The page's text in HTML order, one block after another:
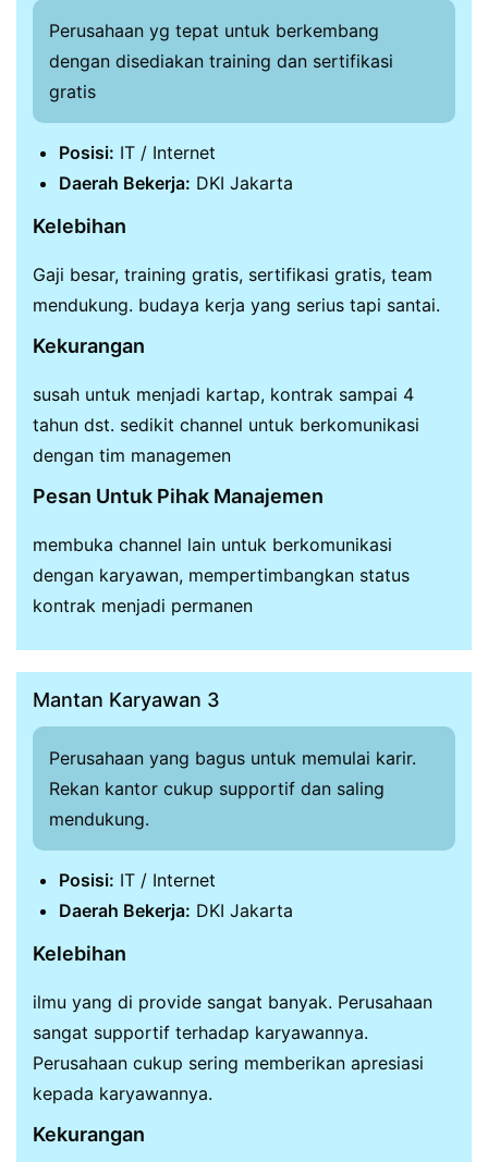
Perusahaan yg tepat untuk berkembang
dengan disediakan training dan sertifikasi
gratis
Posisi: IT / Internet
Daerah Bekerja: DKI Jakarta
Kelebihan
Gaji besar, training gratis, sertifikasi gratis, team
mendukung. budaya kerja yang serius tapi santai.
Kekurangan
susah untuk menjadi kartap, kontrak sampai 4
tahun dst. sedikit channel untuk berkomunikasi
dengan tim managemen
Pesan Untuk Pihak Manajemen
membuka channel lain untuk berkomunikasi
dengan karyawan, mempertimbangkan status
kontrak menjadi permanen
Mantan Karyawan 3
Perusahaan yang bagus untuk memulai karir.
Rekan kantor cukup supportif dan saling
mendukung.
Posisi: IT / Internet
Daerah Bekerja: DKI Jakarta
Kelebihan
ilmu yang di provide sangat banyak. Perusahaan
sangat supportif terhadap karyawannya.
Perusahaan cukup sering memberikan apresiasi
kepada karyawannya.
Kekurangan